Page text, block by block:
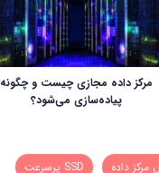
مرکز داده مجازی چیست و چگونه
پیاده‌سازی می‌شود؟
SSD پرسرعت